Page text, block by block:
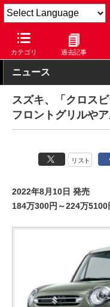
カテゴリ 過去記事
Car Watch 自動車 ス
ニュース
スズキ、「クロス
フロントグリルや
リスト
2022年8月10日 発売
184万300円～224万5100